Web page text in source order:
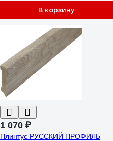
В корзину
1 070 ₽
Плинтус РУССКИЙ ПРОФИЛЬ